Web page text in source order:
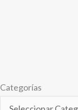
Categorías